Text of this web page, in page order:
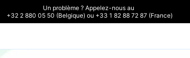
Un problème ? Appelez-nous au
+32 2 880 05 50 (Belgique) ou +33 1 82 88 72 87 (France)